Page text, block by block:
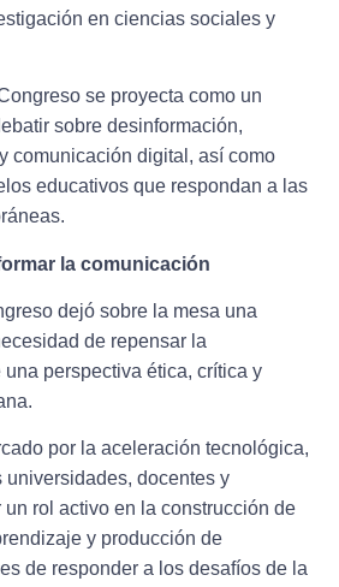
en ciencias sociales y
se proyecta como un
sobre desinformación,
comunicación digital, así como
educativos que respondan a las
la comunicación
dejó sobre la mesa una
de repensar la
perspectiva ética, crítica y
por la aceleración tecnológica,
universidades, docentes y
rol activo en la construcción de
y producción de
de responder a los desafíos de la